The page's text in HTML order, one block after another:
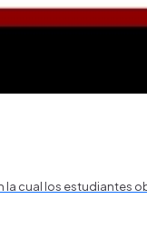
cual los estudiantes